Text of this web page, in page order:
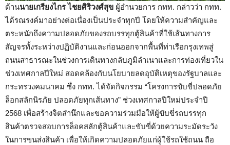
ด้านนายเกรียงไกร ไชยศิริวงศ์สุข ผู้อำนวยการ กทท. กล่าวว่า กทท.
ได้รณรงค์มาอย่างต่อเนื่องเป็นประจำทุกปี โดยให้ความสำคัญและ
ตระหนักถึงความปลอดภัยของรถบรรทุกตู้สินค้าที่ใช้เส้นทางการ
สัญจรทั้งระหว่างปฏิบัติงานและก่อนออกจากพื้นที่ท่าเรือกรุงเทพสู่
ถนนสาธารณะในช่วงการเดินทางกลับภูมิลำเนาและการท่องเที่ยวใน
ช่วงเทศกาลปีใหม่ สอดคล้องกับนโยบายลดอุบัติเหตุของรัฐบาลและ
กระทรวงคมนาคม ซึ่ง กทท. ได้จัดกิจกรรม “โครงการขับขี่ปลอดภัย
ล็อกสลักนิรภัย ปลอดภัยทุกเส้นทาง” ช่วงเทศกาลปีใหม่ประจำปี
2568 เพื่อสร้างจิตสำนึกและขอความร่วมมือให้ผู้ขับขี่รถบรรทุก
สินค้าตรวจสอบการล็อคสลักตู้สินค้าและขับขี่ด้วยความระมัดระวัง
ในการขนส่งสินค้า เพื่อให้เกิดความปลอดภัยแก่ผู้ใช้รถใช้ถนน ถือ